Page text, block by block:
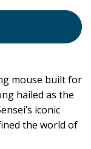
mouse built for
hailed as the
iconic
the world of